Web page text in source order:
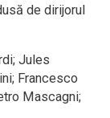
de dirijorul
Jules
Francesco
Mascagni;